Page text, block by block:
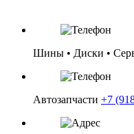
в корзину
Шины • Диски •
Автозапчасти +7